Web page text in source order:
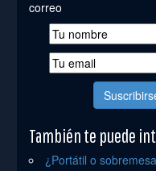
correo
También te puede
¿Portátil o